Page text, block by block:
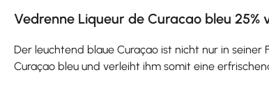
Vedrenne Liqueur de Curacao bleu 25%
Der leuchtend blaue Curaçao ist nicht nur in
Curaçao bleu und verleiht ihm somit eine